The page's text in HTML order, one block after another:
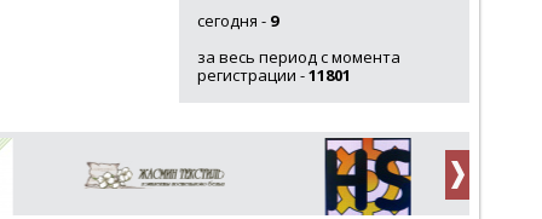
сегодня - 9
за весь период с момента
регистрации -11801